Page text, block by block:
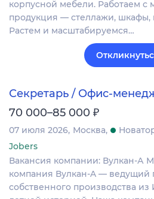
корпусной мебели. Работаем с
продукция — стеллажи, шкафы,
Растем и масштабируемся…
Секретарь / Офис-
70 000–85 000 ₽
07 июля 2026 Москва
Jobers
Вакансия компании: Вулкан-А
компания Вулкан-A — ведущий
собственного производства